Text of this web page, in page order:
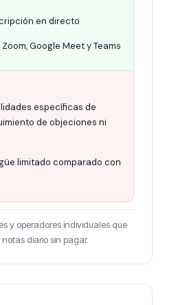
en directo
Google Meet y Teams
específicas de
de objeciones ni
limitado comparado con
y operadores individuales que
diario sin pagar.